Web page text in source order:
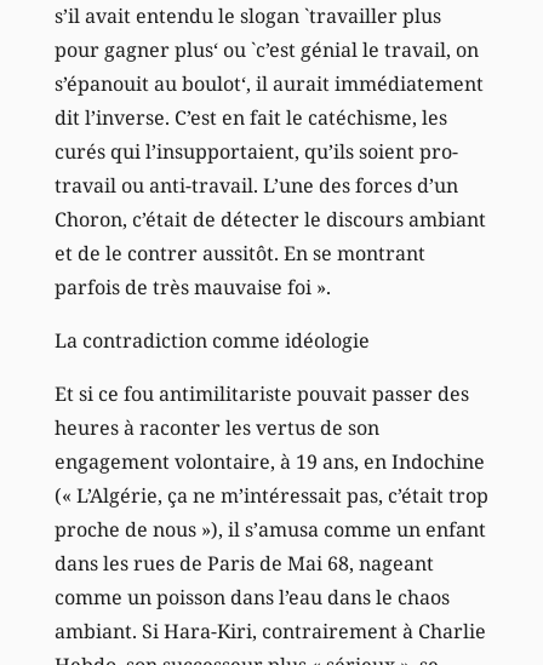
s’il avait entendu le slogan `travailler plus
pour gagner plus‘ ou `c’est génial le travail, on
s’épanouit au boulot‘, il aurait immédiatement
dit l’inverse. C’est en fait le catéchisme, les
curés qui l’insupportaient, qu’ils soient pro-
travail ou anti-travail. L’une des forces d’un
Choron, c’était de détecter le discours ambiant
et de le contrer aussitôt. En se montrant
parfois de très mauvaise foi ».
La contradiction comme idéologie
Et si ce fou antimilitariste pouvait passer des
heures à raconter les vertus de son
engagement volontaire, à 19 ans, en Indochine
(« L’Algérie, ça ne m’intéressait pas, c’était trop
proche de nous »), il s’amusa comme un enfant
dans les rues de Paris de Mai 68, nageant
comme un poisson dans l’eau dans le chaos
ambiant. Si Hara-Kiri, contrairement à Charlie